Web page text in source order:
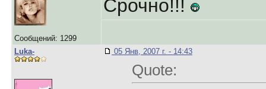
Сообщений: 1299
Срочно!!!
Luka- 05 Янв, 2007 г. - 14:43
Quote: